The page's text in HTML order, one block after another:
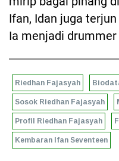
Ifan, Idan juga
Ia menjadi drummer
Riedhan Fajasyah
Sosok Riedhan Fajasyah
Profil Riedhan Fajasyah
Kembaran Ifan Seventeen